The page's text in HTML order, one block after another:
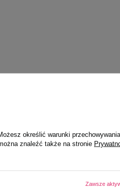
pupila
określić warunki
znaleźć także na stronie
Zawsze